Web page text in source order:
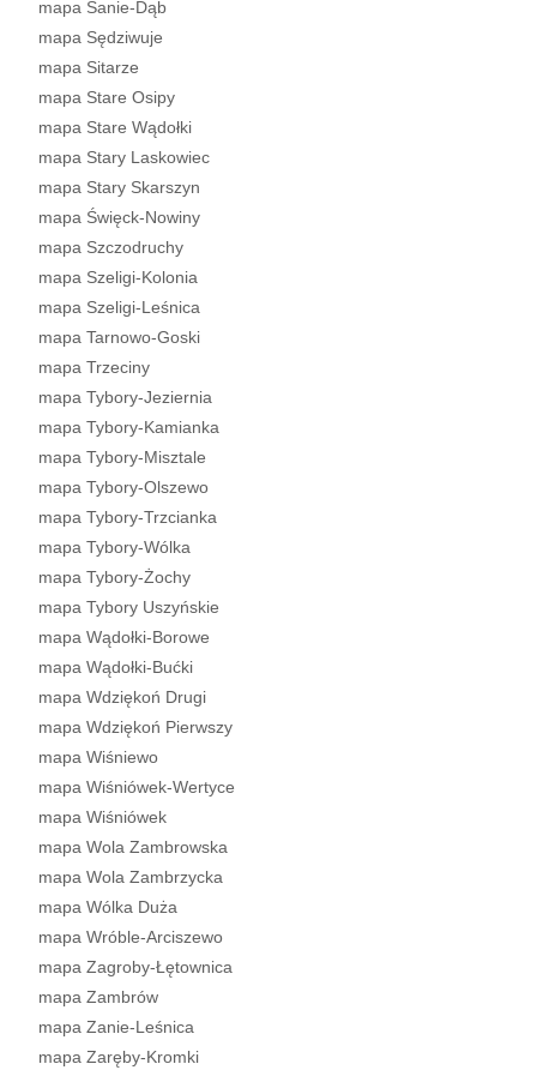
mapa Sanie-Dąb
mapa Sędziwuje
mapa Sitarze
mapa Stare Osipy
mapa Stare Wądołki
mapa Stary Laskowiec
mapa Stary Skarszyn
mapa Święck-Nowiny
mapa Szczodruchy
mapa Szeligi-Kolonia
mapa Szeligi-Leśnica
mapa Tarnowo-Goski
mapa Trzeciny
mapa Tybory-Jeziernia
mapa Tybory-Kamianka
mapa Tybory-Misztale
mapa Tybory-Olszewo
mapa Tybory-Trzcianka
mapa Tybory-Wólka
mapa Tybory-Żochy
mapa Tybory Uszyńskie
mapa Wądołki-Borowe
mapa Wądołki-Bućki
mapa Wdziękoń Drugi
mapa Wdziękoń Pierwszy
mapa Wiśniewo
mapa Wiśniówek-Wertyce
mapa Wiśniówek
mapa Wola Zambrowska
mapa Wola Zambrzycka
mapa Wólka Duża
mapa Wróble-Arciszewo
mapa Zagroby-Łętownica
mapa Zambrów
mapa Zanie-Leśnica
mapa Zaręby-Kromki